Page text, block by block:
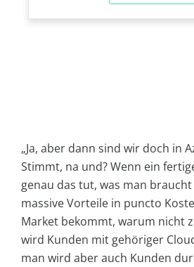
„Ja, aber dann sind wir doch in
Stimmt, na und? Wenn ein
genau das tut, was man
massive Vorteile in puncto
Market bekommt, warum nicht
wird Kunden mit gehöriger
man wird aber auch Kunden